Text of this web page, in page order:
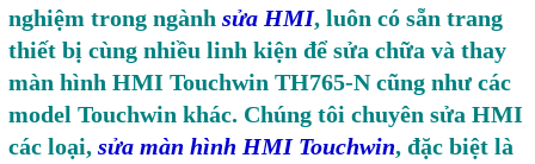
nghiệm trong ngành sửa HMI, luôn có sẵn trang
thiết bị cùng nhiều linh kiện để sửa chữa và thay
màn hình HMI Touchwin TH765-N cũng như các
model Touchwin khác. Chúng tôi chuyên sửa HMI
các loại, sửa màn hình HMI Touchwin, đặc biệt là
Máy tính công nghiệp
Motor Servo / Driver Servo
Cáp lập trình PLC - HMI -
Servo